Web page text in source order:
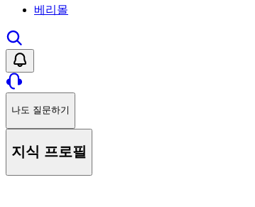
베리몰
나도 질문하기
지식 프로필